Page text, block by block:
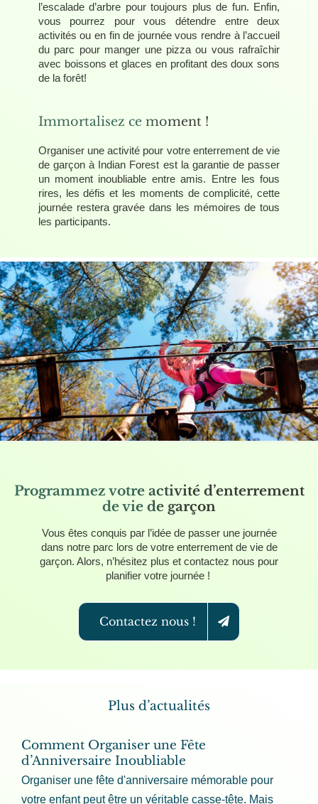
l’escalade d’arbre pour toujours plus de fun. Enfin,
vous pourrez pour vous détendre entre deux
activités ou en fin de journée vous rendre à l’accueil
du parc pour manger une pizza ou vous rafraîchir
avec boissons et glaces en profitant des doux sons
de la forêt!
Immortalisez ce moment !
Organiser une activité pour votre enterrement de vie
de garçon à Indian Forest est la garantie de passer
un moment inoubliable entre amis. Entre les fous
rires, les défis et les moments de complicité, cette
journée restera gravée dans les mémoires de tous
les participants.
Programmez votre activité d’enterrement
de vie de garçon
Vous êtes conquis par l’idée de passer une journée
dans notre parc lors de votre enterrement de vie de
garçon. Alors, n’hésitez plus et contactez nous pour
planifier votre journée !
Contactez nous !
Plus d’actualités
Comment Organiser une Fête
d’Anniversaire Inoubliable
Organiser une fête d'anniversaire mémorable pour
votre enfant peut être un véritable casse-tête. Mais